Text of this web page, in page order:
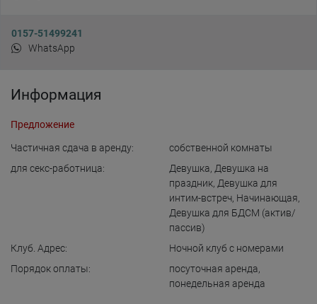
0157-51499241
WhatsApp
Информация
Предложение
Частичная сдача в аренду:
собственной комнаты
для cекс-работница:
Девушка, Девушка на
праздник, Девушка для
интим-встреч, Начинающая,
Девушка для БДСМ (актив/
пассив)
Клуб. Адрес:
Ночной клуб с номерами
Порядок оплаты:
посуточная аренда,
понедельная аренда